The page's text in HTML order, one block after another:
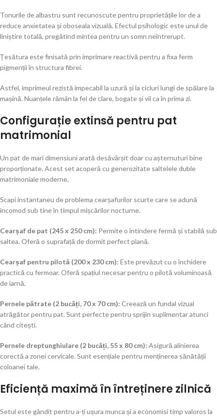
Tonurile de albastru sunt recunoscute pentru proprietățile lor de a
reduce anxietatea și oboseala vizuală. Efectul psihologic este unul de
liniștire totală, pregătind mintea pentru un somn neîntrerupt.
Țesătura este finisată prin imprimare reactivă pentru a fixa ferm
pigmenții în structura fibrei.
Astfel, imprimeul rezistă impecabil la uzură și la cicluri lungi de spălare la
mașină. Nuanțele rămân la fel de clare, bogate și vii ca în prima zi.
Configurație extinsă pentru pat
matrimonial
Un pat de mari dimensiuni arată desăvârșit doar cu așternuturi bine
proporționate. Acest set acoperă cu generozitate saltelele duble
matrimoniale moderne.
Scapi instantaneu de problema cearșafurilor scurte care se adună
incomod sub tine în timpul mișcărilor nocturne.
Cearșaf de pat (245 x 250 cm): Permite o întindere fermă și stabilă sub
saltea. Oferă o suprafață de dormit perfect plană.
Cearșaf pentru pilotă (200 x 230 cm): Este prevăzut cu o închidere
practică cu fermoar. Oferă spațiul necesar pentru o pilotă voluminoasă
de iarnă.
Pernele pătrate (2 bucăți, 70 x 70 cm): Creează un fundal vizual
atrăgător pentru pat. Sunt perfecte pentru sprijin suplimentar atunci
când citești.
Pernele dreptunghiulare (2 bucăți, 55 x 80 cm): Asigură alinierea
corectă a zonei cervicale. Sunt esențiale pentru menținerea sănătății
coloanei tale.
Eficiență maximă în întreținere zilnică
Setul este gândit pentru a-ți ușura munca și a economisi timp valoros la